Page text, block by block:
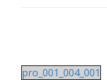
pro_001_004_001